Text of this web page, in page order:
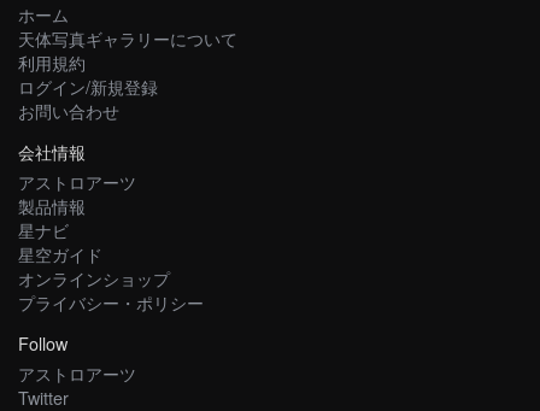
ホーム
天体写真ギャラリーについて
利用規約
ログイン/新規登録
お問い合わせ
会社情報
アストロアーツ
製品情報
星ナビ
星空ガイド
オンラインショップ
プライバシー・ポリシー
Follow
アストロアーツ
Twitter